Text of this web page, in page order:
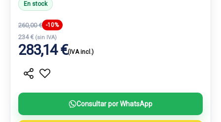
En stock
260,00 € -10%
234 € (sin IVA)
283,14 €(IVA incl.)
Consultar por WhatsApp